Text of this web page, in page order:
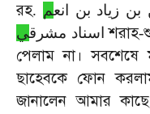
রহ. زياد بن انعم
اسناد مشرقي শরাহ-
পেলাম না। সবশেষে
ছাহেবকে ফোন
জানালেন আমার কাছে